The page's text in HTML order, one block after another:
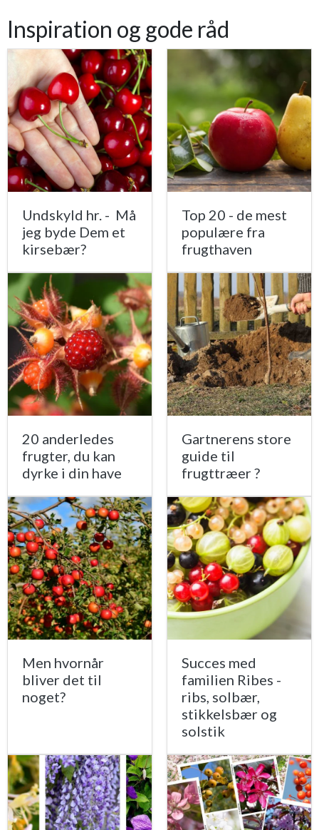
Inspiration og gode råd
Undskyld hr. - Må
jeg byde Dem et
kirsebær?
Top 20 - de mest
populære fra
frugthaven
20 anderledes
frugter, du kan
dyrke i din have
Gartnerens store
guide til
frugttræer ?
Men hvornår
bliver det til
noget?
Succes med
familien Ribes -
ribs, solbær,
stikkelsbær og
solstik